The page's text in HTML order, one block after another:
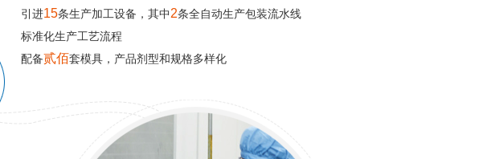
引进15条生产加工设备，其中2条全自动生产包装流水线
标准化生产工艺流程
配备贰佰套模具，产品剂型和规格多样化